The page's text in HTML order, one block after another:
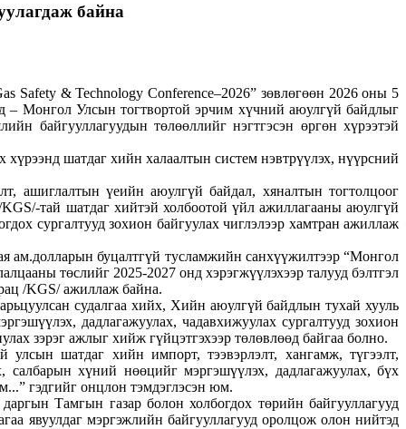
байна
Safety & Technology Conference–2026” зөвлөгөөн 2026 оны 5
– Монгол Улсын тогтвортой эрчим хүчний аюулгүй байдлыг
байгууллагуудын төлөөллийг нэгтгэсэн өргөн хүрээтэй
шатдаг хийн халаалтын систем нэвтрүүлэх, нүүрсний
ашиглалтын үеийн аюулгүй байдал, хяналтын тогтолцоог
тай шатдаг хийтэй холбоотой үйл ажиллагааны аюулгүй
сургалтууд зохион байгуулах чиглэлээр хамтран ажиллаж
буцалтгүй тусламжийн санхүүжилтээр “Монгол
төслийг 2025-2027 онд хэрэгжүүлэхээр талууд бэлтгэл
/KGS/ ажиллаж байна.
судалгаа хийх, Хийн аюулгүй байдлын тухай хууль
дадлагажуулах, чадавхижуулах сургалтууд зохион
зэрэг ажлыг хийж гүйцэтгэхээр төлөвлөөд байгаа болно.
шатдаг хийн импорт, тээвэрлэлт, хангамж, түгээлт,
хүний нөөцийг мэргэшүүлэх, дадлагажуулах, бүх
гэдгийг онцлон тэмдэглэсэн юм.
Тамгын газар болон холбогдох төрийн байгууллагууд
явуулдаг мэргэжлийн байгууллагууд оролцож олон нийтэд